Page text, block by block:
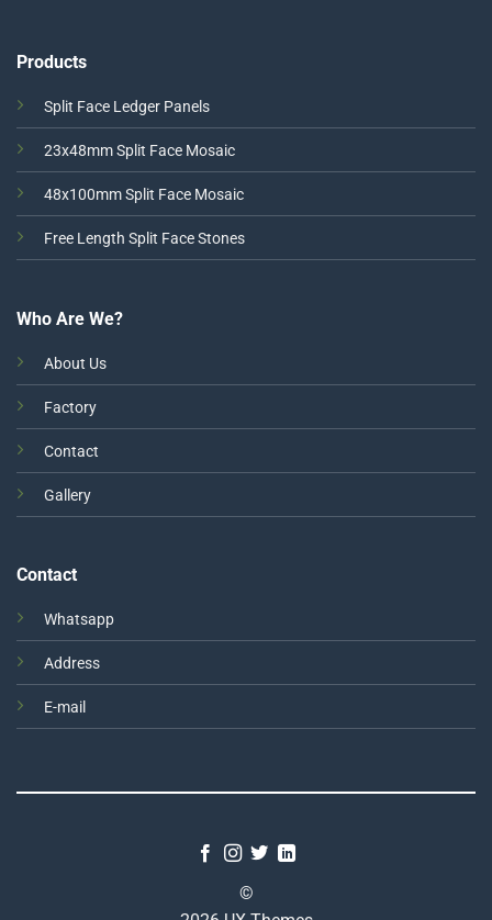
Products
Split Face Ledger Panels
23x48mm Split Face Mosaic
48x100mm Split Face Mosaic
Free Length Split Face Stones
Who Are We?
About Us
Factory
Contact
Gallery
Contact
Whatsapp
Address
E-mail
©